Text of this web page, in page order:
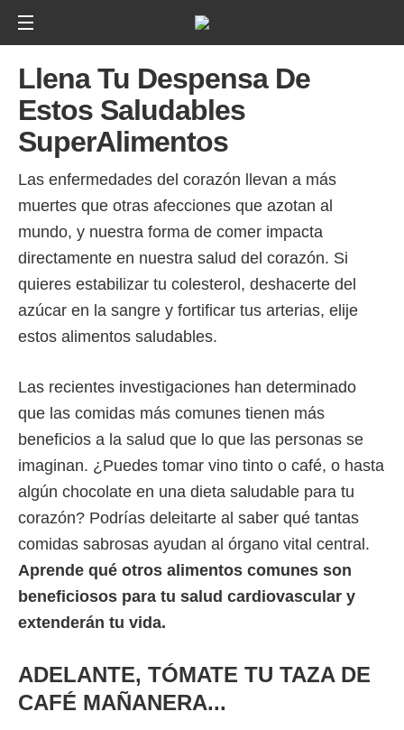
Llena Tu Despensa De
Estos Saludables
SuperAlimentos
Las enfermedades del corazón llevan a más
muertes que otras afecciones que azotan al
mundo, y nuestra forma de comer impacta
directamente en nuestra salud del corazón. Si
quieres estabilizar tu colesterol, deshacerte del
azúcar en la sangre y fortificar tus arterias, elije
estos alimentos saludables.
Las recientes investigaciones han determinado
que las comidas más comunes tienen más
beneficios a la salud que lo que las personas se
imaginan. ¿Puedes tomar vino tinto o café, o hasta
algún chocolate en una dieta saludable para tu
corazón? Podrías deleitarte al saber qué tantas
comidas sabrosas ayudan al órgano vital central.
Aprende qué otros alimentos comunes son
beneficiosos para tu salud cardiovascular y
extenderán tu vida.
ADELANTE, TÓMATE TU TAZA DE
CAFÉ MAÑANERA...